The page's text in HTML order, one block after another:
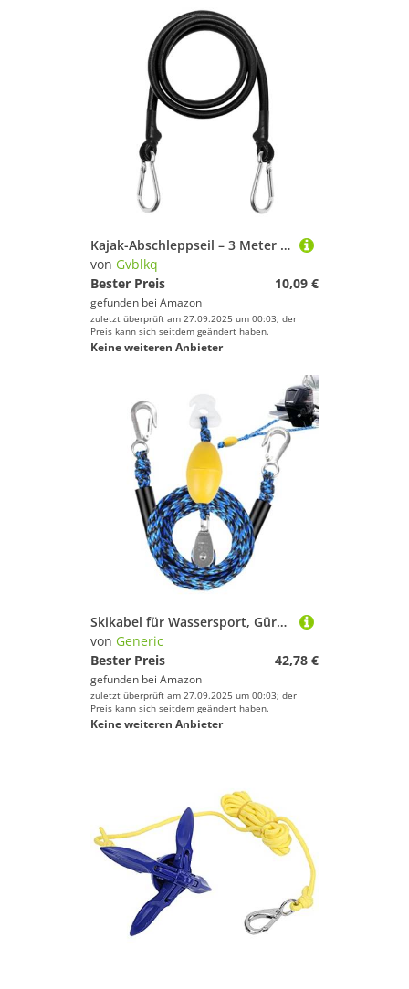
Kajak-Abschleppseil – 3 Meter elastische Wasserseile | Bootfahren Polyester Metall Ausrüstung für Angeln, Yacht, Camping, Klettern, kommerzielle, Wassersport, Portabilität vom Feinsten, 8 mm
von Gvblkq
Bester Preis
10,09 €
gefunden bei Amazon
zuletzt überprüft am 27.09.2025 um 00:03; der
Preis kann sich seitdem geändert haben.
Keine weiteren Anbieter
Skikabel für Wassersport, Gürtel mit Schnellverbinder für Abschleppseil, Boote, robuster Anschluss für Wassersport mit Anschluss für ziehbare Schläuche, geeignet für Fans und Prinpian
von Generic
Bester Preis
42,78 €
gefunden bei Amazon
zuletzt überprüft am 27.09.2025 um 00:03; der
Preis kann sich seitdem geändert haben.
Keine weiteren Anbieter